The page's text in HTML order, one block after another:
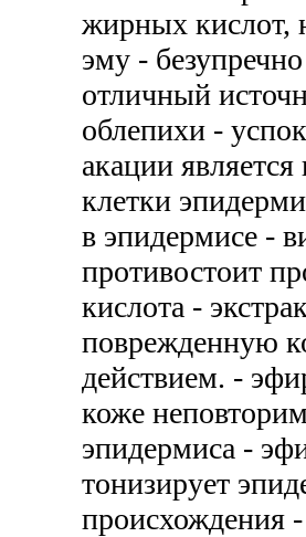
жирных кислот,
эму -
отличный
облепихи -
акации
клетки
в эпидермисе -
противостоит
кислота -
поврежденную
действием. -
коже
эпидермиса -
тонизирует
происхождения